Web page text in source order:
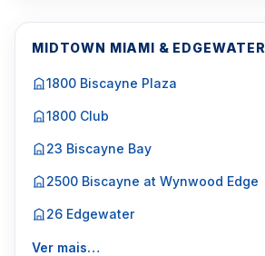
MIDTOWN MIAMI & EDGEWATER
1800 Biscayne Plaza
1800 Club
23 Biscayne Bay
2500 Biscayne at Wynwood Edge
26 Edgewater
Ver mais…